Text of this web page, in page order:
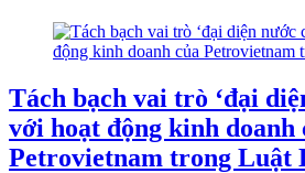
Tách bạch vai trò ‘đại
với hoạt động kinh doanh
Petrovietnam trong Luật